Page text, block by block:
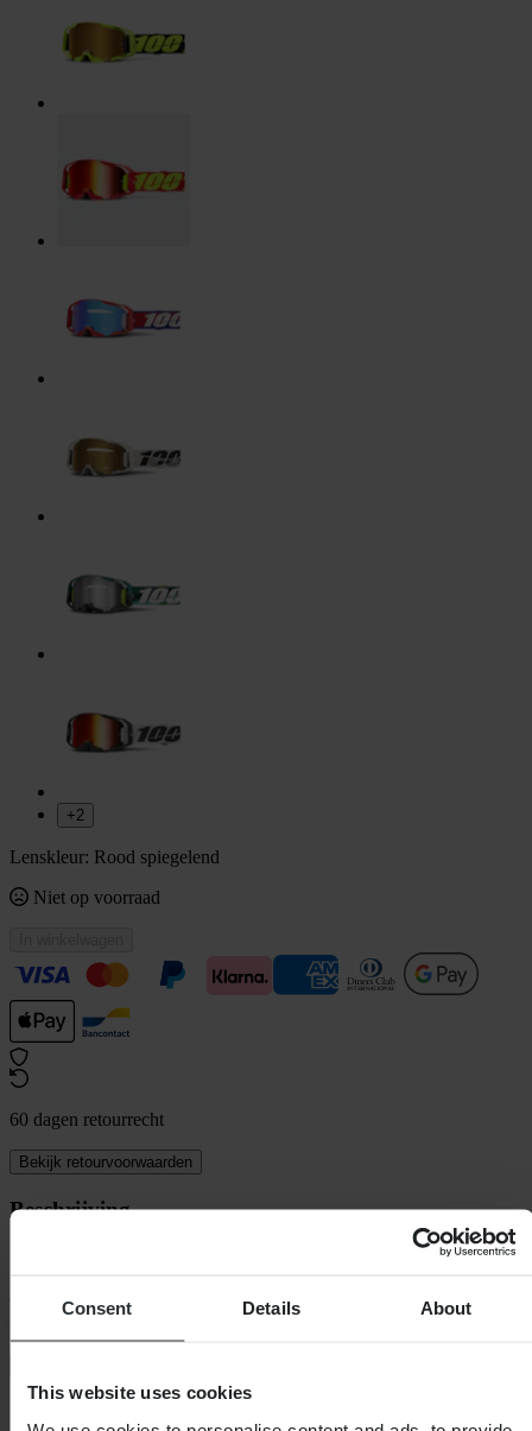
Consent Details About
This website uses cookies
+2
Lenskleur: Rood spiegelend
Niet op voorraad
60 dagen retourrecht
Bekijk retourvoorwaarden
Beschrijving
ARmatic is geboren uit de, in het kampioenschap bewezen,
op het succes van ARMEGA's 3-D gegoten lenstechnologie, zorgt
ARmatic voor het meest nauwkeurige zicht in motorcross. ARmatic
is ontworpen met een revolutionair